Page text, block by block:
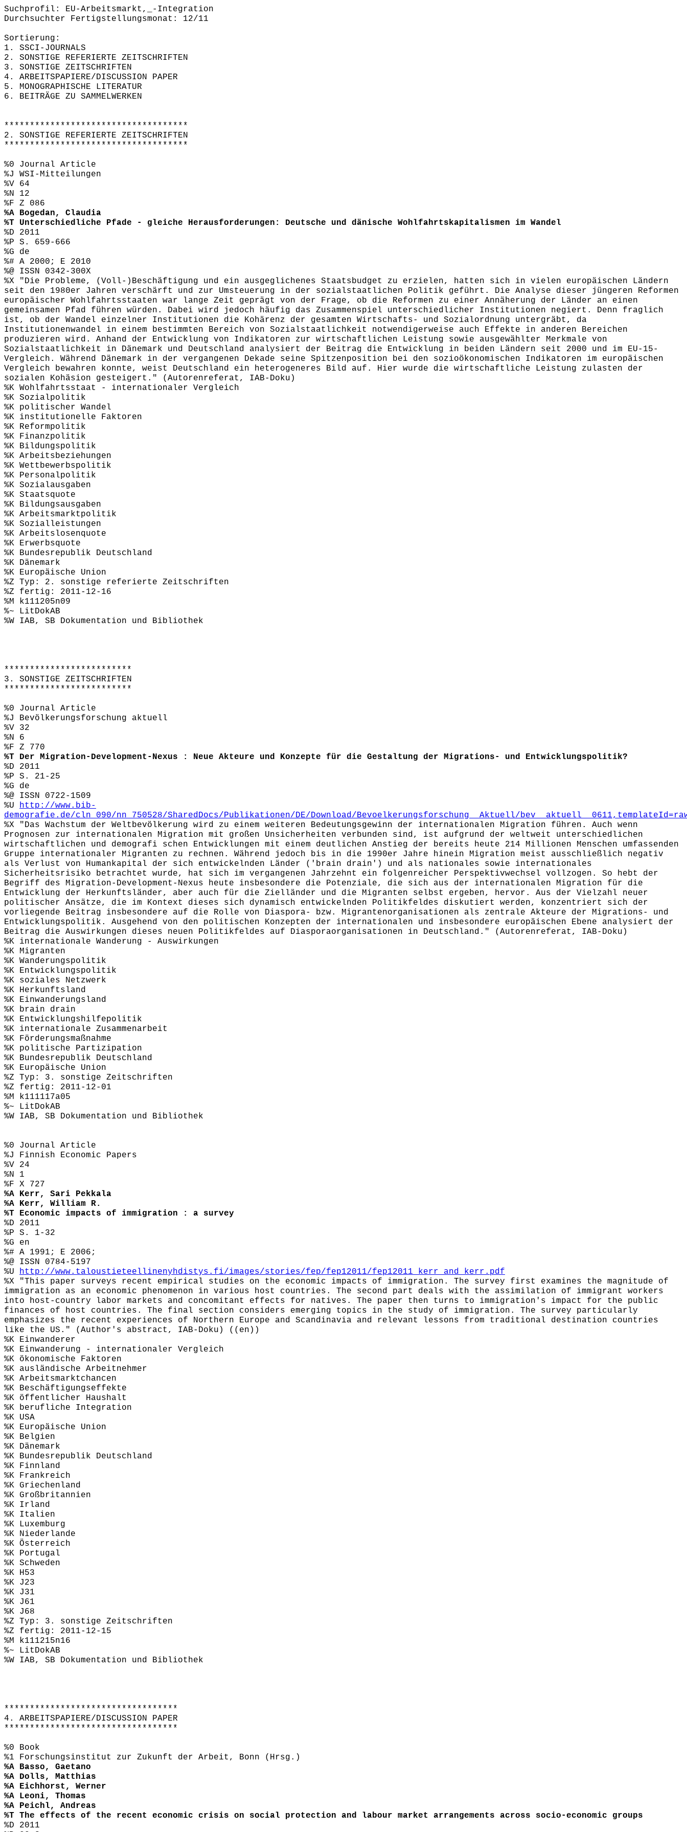
Suchprofil: EU-Arbeitsmarkt,_-Integration
Durchsuchter Fertigstellungsmonat: 12/11
Sortierung:
1. SSCI-JOURNALS
2. SONSTIGE REFERIERTE ZEITSCHRIFTEN
3. SONSTIGE ZEITSCHRIFTEN
4. ARBEITSPAPIERE/DISCUSSION PAPER
5. MONOGRAPHISCHE LITERATUR
6. BEITRÄGE ZU SAMMELWERKEN
************************************
2. SONSTIGE REFERIERTE ZEITSCHRIFTEN
************************************
%0 Journal Article
%J WSI-Mitteilungen
%V 64
%N 12
%F Z 086
%A Bogedan, Claudia
%T Unterschiedliche Pfade - gleiche Herausforderungen: Deutsche und dänische Wohlfahrtskapitalismen im Wandel
%D 2011
%P S. 659-666
%G de
%# A 2000; E 2010
%@ ISSN 0342-300X
%X "Die Probleme, (Voll-)Beschäftigung und ein ausgeglichenes Staatsbudget zu erzielen, hatten sich in vielen europäischen Ländern
seit den 1980er Jahren verschärft und zur Umsteuerung in der sozialstaatlichen Politik geführt. Die Analyse dieser jüngeren Reformen
europäischer Wohlfahrtsstaaten war lange Zeit geprägt von der Frage, ob die Reformen zu einer Annäherung der Länder an einen
gemeinsamen Pfad führen würden. Dabei wird jedoch häufig das Zusammenspiel unterschiedlicher Institutionen negiert. Denn fraglich
ist, ob der Wandel einzelner Institutionen die Kohärenz der gesamten Wirtschafts- und Sozialordnung untergräbt, da
Institutionenwandel in einem bestimmten Bereich von Sozialstaatlichkeit notwendigerweise auch Effekte in anderen Bereichen
produzieren wird. Anhand der Entwicklung von Indikatoren zur wirtschaftlichen Leistung sowie ausgewählter Merkmale von
Sozialstaatlichkeit in Dänemark und Deutschland analysiert der Beitrag die Entwicklung in beiden Ländern seit 2000 und im EU-15-
Vergleich. Während Dänemark in der vergangenen Dekade seine Spitzenposition bei den sozioökonomischen Indikatoren im europäischen
Vergleich bewahren konnte, weist Deutschland ein heterogeneres Bild auf. Hier wurde die wirtschaftliche Leistung zulasten der
sozialen Kohäsion gesteigert." (Autorenreferat, IAB-Doku)
%K Wohlfahrtsstaat - internationaler Vergleich
%K Sozialpolitik
%K politischer Wandel
%K institutionelle Faktoren
%K Reformpolitik
%K Finanzpolitik
%K Bildungspolitik
%K Arbeitsbeziehungen
%K Wettbewerbspolitik
%K Personalpolitik
%K Sozialausgaben
%K Staatsquote
%K Bildungsausgaben
%K Arbeitsmarktpolitik
%K Sozialleistungen
%K Arbeitslosenquote
%K Erwerbsquote
%K Bundesrepublik Deutschland
%K Dänemark
%K Europäische Union
%Z Typ: 2. sonstige referierte Zeitschriften
%Z fertig: 2011-12-16
%M k111205n09
%~ LitDokAB
%W IAB, SB Dokumentation und Bibliothek
*************************
3. SONSTIGE ZEITSCHRIFTEN
*************************
%0 Journal Article
%J Bevölkerungsforschung aktuell
%V 32
%N 6
%F Z 770
%T Der Migration-Development-Nexus : Neue Akteure und Konzepte für die Gestaltung der Migrations- und Entwicklungspolitik?
%D 2011
%P S. 21-25
%G de
%@ ISSN 0722-1509
%U http://www.bib-
demografie.de/cln_090/nn_750528/SharedDocs/Publikationen/DE/Download/Bevoelkerungsforschung__Aktuell/
%X "Das Wachstum der Weltbevölkerung wird zu einem weiteren Bedeutungsgewinn der internationalen Migration führen. Auch wenn
Prognosen zur internationalen Migration mit großen Unsicherheiten verbunden sind, ist aufgrund der weltweit unterschiedlichen
wirtschaftlichen und demografi schen Entwicklungen mit einem deutlichen Anstieg der bereits heute 214 Millionen Menschen umfassenden
Gruppe internationaler Migranten zu rechnen. Während jedoch bis in die 1990er Jahre hinein Migration meist ausschließlich negativ
als Verlust von Humankapital der sich entwickelnden Länder ('brain drain') und als nationales sowie internationales
Sicherheitsrisiko betrachtet wurde, hat sich im vergangenen Jahrzehnt ein folgenreicher Perspektivwechsel vollzogen. So hebt der
Begriff des Migration-Development-Nexus heute insbesondere die Potenziale, die sich aus der internationalen Migration für die
Entwicklung der Herkunftsländer, aber auch für die Zielländer und die Migranten selbst ergeben, hervor. Aus der Vielzahl neuer
politischer Ansätze, die im Kontext dieses sich dynamisch entwickelnden Politikfeldes diskutiert werden, konzentriert sich der
vorliegende Beitrag insbesondere auf die Rolle von Diaspora- bzw. Migrantenorganisationen als zentrale Akteure der Migrations- und
Entwicklungspolitik. Ausgehend von den politischen Konzepten der internationalen und insbesondere europäischen Ebene analysiert der
Beitrag die Auswirkungen dieses neuen Politikfeldes auf Diasporaorganisationen in Deutschland." (Autorenreferat, IAB-Doku)
%K internationale Wanderung - Auswirkungen
%K Migranten
%K Wanderungspolitik
%K Entwicklungspolitik
%K soziales Netzwerk
%K Herkunftsland
%K Einwanderungsland
%K brain drain
%K Entwicklungshilfepolitik
%K internationale Zusammenarbeit
%K Förderungsmaßnahme
%K politische Partizipation
%K Bundesrepublik Deutschland
%K Europäische Union
%Z Typ: 3. sonstige Zeitschriften
%Z fertig: 2011-12-01
%M k111117a05
%~ LitDokAB
%W IAB, SB Dokumentation und Bibliothek
%0 Journal Article
%J Finnish Economic Papers
%V 24
%N 1
%F X 727
%A Kerr, Sari Pekkala
%A Kerr, William R.
%T Economic impacts of immigration : a survey
%D 2011
%P S. 1-32
%G en
%# A 1991; E 2006;
%@ ISSN 0784-5197
%U http://www.taloustieteellinenyhdistys.fi/images/stories/fep/fep12011/fep12011_kerr_and_kerr.pdf
%X "This paper surveys recent empirical studies on the economic impacts of immigration. The survey first examines the magnitude of
immigration as an economic phenomenon in various host countries. The second part deals with the assimilation of immigrant workers
into host-country labor markets and concomitant effects for natives. The paper then turns to immigration's impact for the public
finances of host countries. The final section considers emerging topics in the study of immigration. The survey particularly
emphasizes the recent experiences of Northern Europe and Scandinavia and relevant lessons from traditional destination countries
like the US." (Author's abstract, IAB-Doku) ((en))
%K Einwanderer
%K Einwanderung - internationaler Vergleich
%K ökonomische Faktoren
%K ausländische Arbeitnehmer
%K Arbeitsmarktchancen
%K Beschäftigungseffekte
%K öffentlicher Haushalt
%K berufliche Integration
%K USA
%K Europäische Union
%K Belgien
%K Dänemark
%K Bundesrepublik Deutschland
%K Finnland
%K Frankreich
%K Griechenland
%K Großbritannien
%K Irland
%K Italien
%K Luxemburg
%K Niederlande
%K Österreich
%K Portugal
%K Schweden
%K H53
%K J23
%K J31
%K J61
%K J68
%Z Typ: 3. sonstige Zeitschriften
%Z fertig: 2011-12-15
%M k111215n16
%~ LitDokAB
%W IAB, SB Dokumentation und Bibliothek
**********************************
4. ARBEITSPAPIERE/DISCUSSION PAPER
**********************************
%0 Book
%1 Forschungsinstitut zur Zukunft der Arbeit, Bonn (Hrsg.)
%A Basso, Gaetano
%A Dolls, Matthias
%A Eichhorst, Werner
%A Leoni, Thomas
%A Peichl, Andreas
%T The effects of the recent economic crisis on social protection and labour market arrangements across socio-economic groups
%D 2011